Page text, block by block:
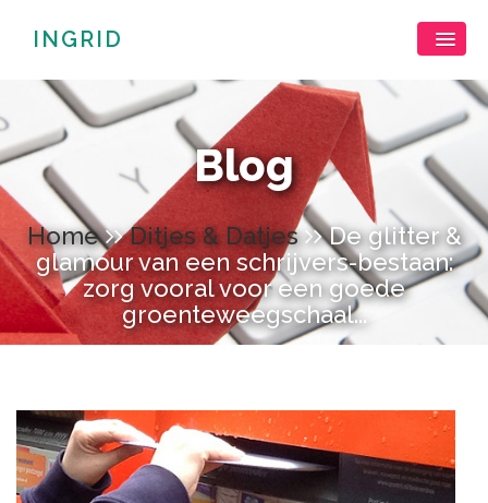
Blog
Home Ditjes & Datjes
De glitter &
glamour van een schrijvers-bestaan:
zorg vooral voor een goede
groenteweegschaal...
INGRID